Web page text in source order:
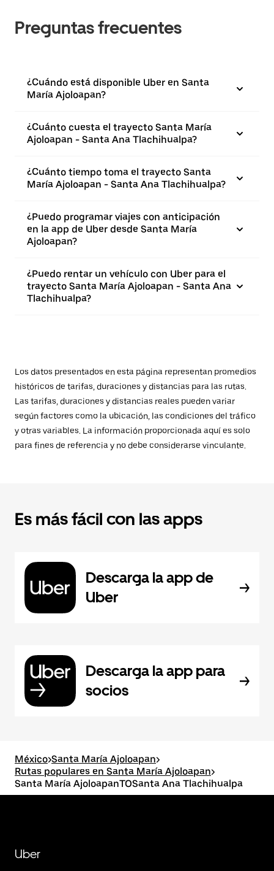
Preguntas frecuentes
¿Cuándo está disponible Uber en Santa
María Ajoloapan?
¿Cuánto cuesta el trayecto Santa María
Ajoloapan - Santa Ana Tlachihualpa?
¿Cuánto tiempo toma el trayecto Santa
María Ajoloapan - Santa Ana Tlachihualpa?
¿Puedo programar viajes con anticipación
en la app de Uber desde Santa María
Ajoloapan?
¿Puedo rentar un vehículo con Uber para el
trayecto Santa María Ajoloapan - Santa Ana
Tlachihualpa?
Los datos presentados en esta página representan promedios
históricos de tarifas, duraciones y distancias para las rutas.
Las tarifas, duraciones y distancias reales pueden variar
según factores como la ubicación, las condiciones del tráfico
y otras variables. La información proporcionada aquí es solo
para fines de referencia y no debe considerarse vinculante.
Es más fácil con las apps
Descarga la app de
Uber
Descarga la app para
socios
México>Santa María Ajoloapan>
Rutas populares en Santa María Ajoloapan>
Santa María AjoloapanTOSanta Ana Tlachihualpa
Uber